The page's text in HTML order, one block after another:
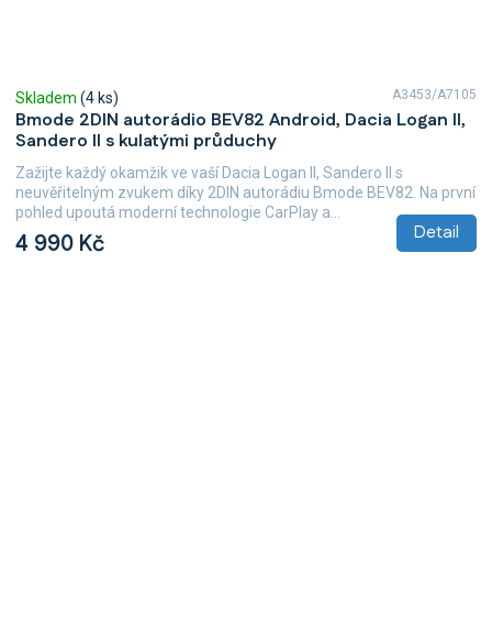
Bmode 2DIN autorádio BEV82 Android, Dacia Logan II,
Sandero II s kulatými průduchy
Skladem (4 ks)
4 990 Kč Detail
Zažijte každý okamžik ve vaší Dacia Logan II, Sandero II s
neuvěřitelným zvukem díky 2DIN autorádiu Bmode BEV82. Na první
pohled upoutá moderní technologie CarPlay a...
A3453/A7105